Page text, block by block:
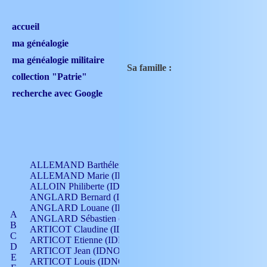
accueil
ma généalogie
ma généalogie militaire
collection "Patrie"
recherche avec Google
A
B
C
D
E
ALLEMAND Barthélemy (IDNO 330)
ALLEMAND Marie (IDNO 165)
ALLOIN Philiberte (IDNO 449)
ANGLARD Bernard (IDNO 4)
ANGLARD Louane (IDNO 4)
ANGLARD Sébastien (IDNO 4)
ARTICOT Claudine (IDNO 105)
ARTICOT Etienne (IDNO 420)
ARTICOT Jean (IDNO 210)
ARTICOT Louis (IDNO 420)
Sa famille :